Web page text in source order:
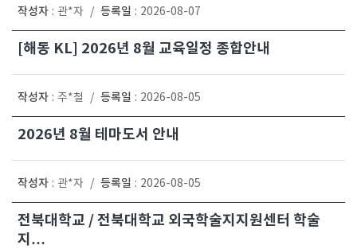
작성자 : 관*자 / 등록일 : 2026-08-07
[해동 KL] 2026년 8월 교육일정 종합안내
작성자 : 주*철 / 등록일 : 2026-08-05
2026년 8월 테마도서 안내
작성자 : 관*자 / 등록일 : 2026-08-05
전북대학교 / 전북대학교 외국학술지지원센터 학술
지…